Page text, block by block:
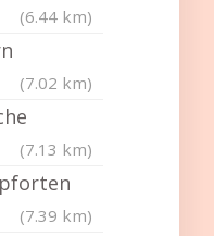
(6.44 km)
(7.02 km)
(7.13 km)
(7.39 km)